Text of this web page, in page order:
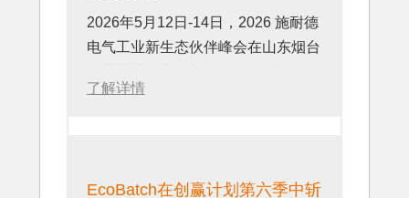
2026年5月12日-14日，2026 施耐德
电气工业新生态伙伴峰会在山东烟台
司作为核心生态伙伴受邀出席，重磅
了解详情
EcoBatch在创赢计划第六季中斩